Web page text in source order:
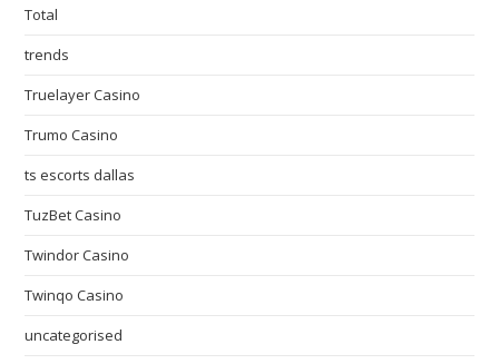
Total
trends
Truelayer Casino
Trumo Casino
ts escorts dallas
TuzBet Casino
Twindor Casino
Twinqo Casino
uncategorised